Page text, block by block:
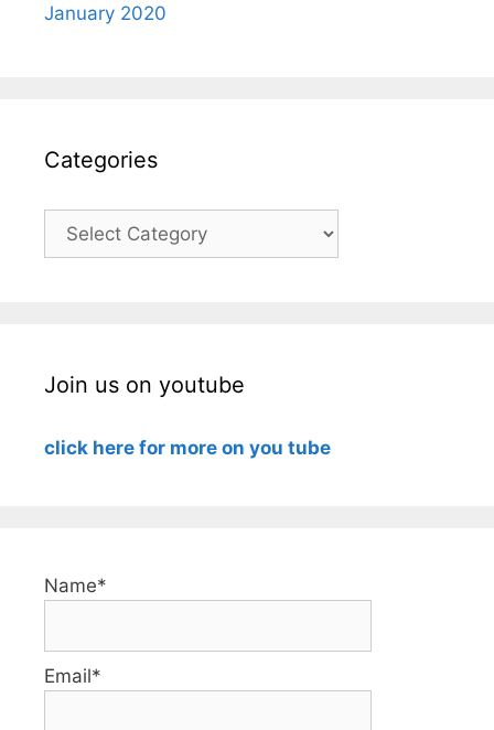
January 2020
Categories
Categories
Join us on youtube
click here for more on you tube
Name*
Email*